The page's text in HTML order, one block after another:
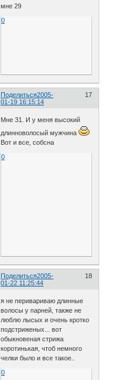
мне 29
0
Поделиться 17
2005-
01-19 16:15:14
Мне 31. И у меня высокий
длинноволосый мужчина
Вот и все, собсна
0
Поделиться 18
2005-
01-22 11:25:44
я не перивариваю длинные
волосы у парней, также не
люблю лысых и очень кротко
подстриженых... вот
обыкновеная стрижа
коротинькая, чтоб немного
челки было и все такое..
0